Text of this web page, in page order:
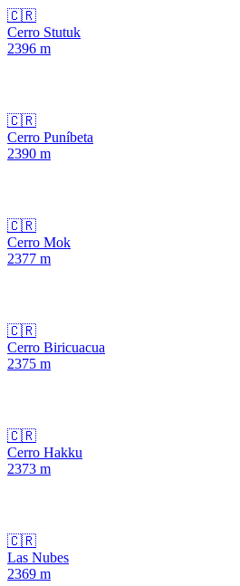
🇨🇷
Cerro Stutuk
2396 m
🇨🇷
Cerro Puníbeta
2390 m
🇨🇷
Cerro Mok
2377 m
🇨🇷
Cerro Biricuacua
2375 m
🇨🇷
Cerro Hakku
2373 m
🇨🇷
Las Nubes
2369 m